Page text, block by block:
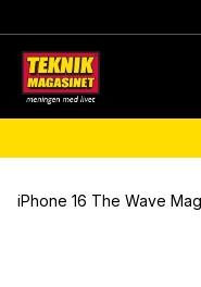
iPhone 16 The Wave